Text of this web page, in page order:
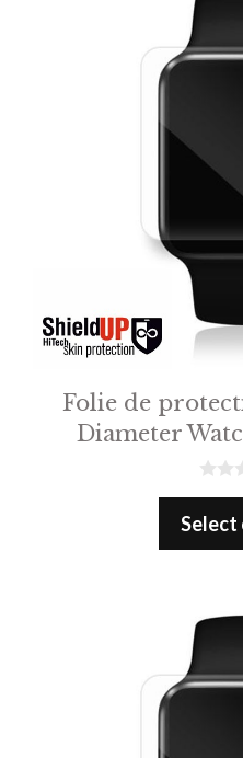
Folie de
Diameter
0
u
Select